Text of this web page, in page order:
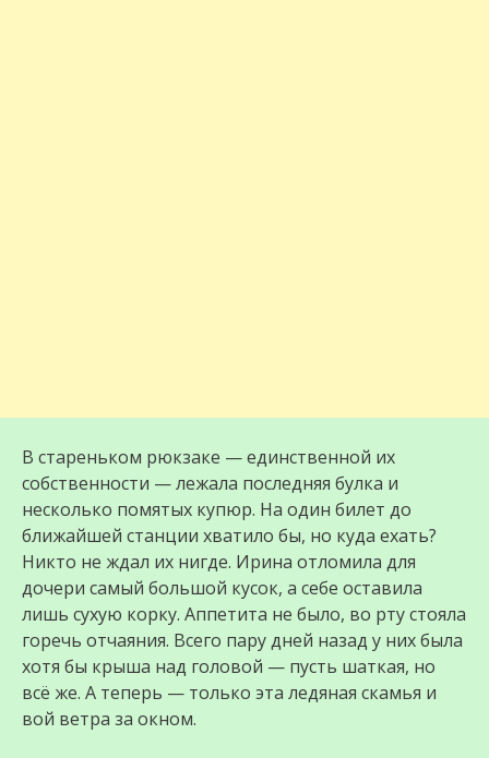
В стареньком рюкзаке — единственной их
собственности — лежала последняя булка и
несколько помятых купюр. На один билет до
ближайшей станции хватило бы, но куда ехать?
Никто не ждал их нигде. Ирина отломила для
дочери самый большой кусок, а себе оставила
лишь сухую корку. Аппетита не было, во рту стояла
горечь отчаяния. Всего пару дней назад у них была
хотя бы крыша над головой — пусть шаткая, но
всё же. А теперь — только эта ледяная скамья и
вой ветра за окном.